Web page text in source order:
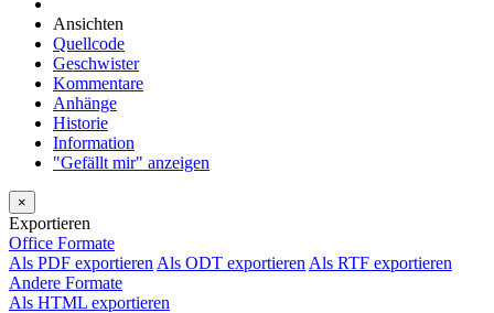
Ansichten
Quellcode
Geschwister
Kommentare
Anhänge
Historie
Information
"Gefällt mir" anzeigen
×
Exportieren
Office Formate
Als PDF exportieren Als ODT exportieren Als RTF exportieren
Andere Formate
Als HTML exportieren